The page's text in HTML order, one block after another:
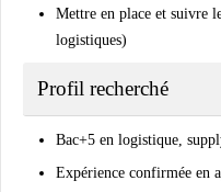
Mettre en place et suivre
logistiques)
Profil recherché
Bac+5 en logistique,
Expérience confirmée en